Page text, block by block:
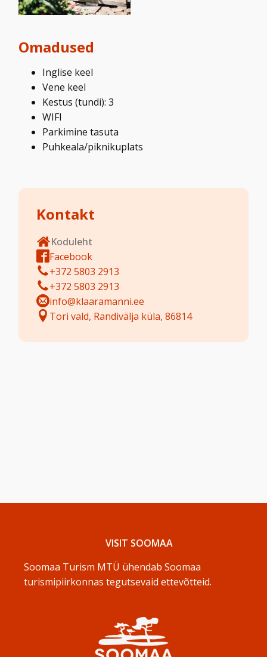
Omadused
Inglise keel
Vene keel
Kestus (tundi): 3
WIFI
Parkimine tasuta
Puhkeala/piknikuplats
Kontakt
Koduleht
Facebook
+372 5803 2913
+372 5803 2913
info@klaaramanni.ee
Tori vald, Randivälja küla, 86814
VISIT SOOMAA
Soomaa Turism MTÜ ühendab Soomaa
turismipiirkonnas tegutsevaid ettevõtteid.